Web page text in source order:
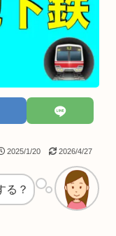
2025/1/20 2026/4/27
る？